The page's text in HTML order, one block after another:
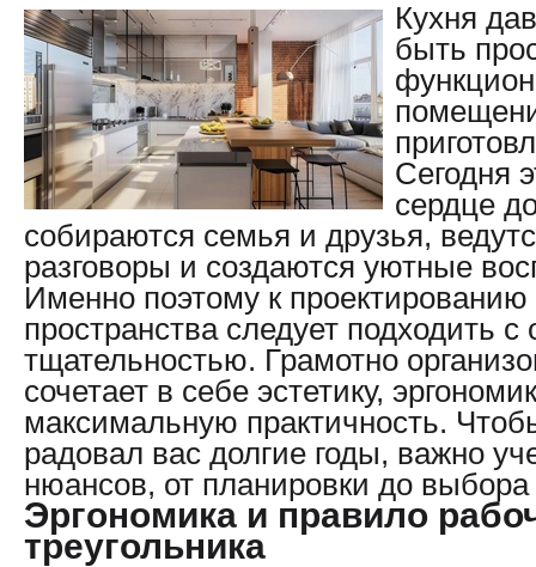
Кухня
быть
Сегодня
сердце
собираются семья и друзья,
разговоры и создаются уютные
Именно поэтому к проектированию
пространства следует подходить с
тщательностью. Грамотно
сочетает в себе эстетику,
максимальную практичность.
радовал вас долгие годы, важно
нюансов, от планировки до
Эргономика и правило
треугольника